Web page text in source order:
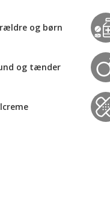
og børn
og tænder